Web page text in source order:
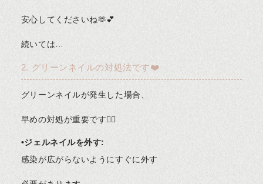
安心してくださいね🫶💕
続いては…
2. グリーンネイルの対処法です❤️
グリーンネイルが発生した場合、
早めの対処が重要です🙆‍♀️
•ジェルネイルを外す:
感染が広がらないようにすぐに外す